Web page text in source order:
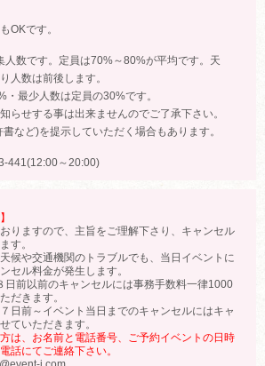
OKです。
数です。定員は70%～80%が平均です。天
人数は前後します。
最少人数は定員の30%です。
らせする事は出来ませんのでご了承下さい。
など)を提示していただく場合もあります。
441(12:00～20:00)
りますので、主旨をご理解下さり、キャンセル
す。
候や交通機関のトラブルでも、当日イベントに
セル料金が発生します。
日前以前のキャンセルには事務手数料一律1000
だきます。
日前～イベント当日までのキャンセルにはキャ
ていただきます。
は、お名前と電話番号、ご予約イベントの日時
話にてご連絡下さい。